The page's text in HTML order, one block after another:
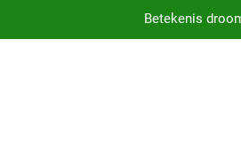
Betekenis